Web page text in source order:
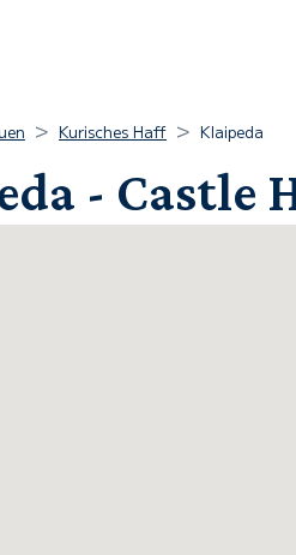
Kurisches Haff Klaipeda
- Castle